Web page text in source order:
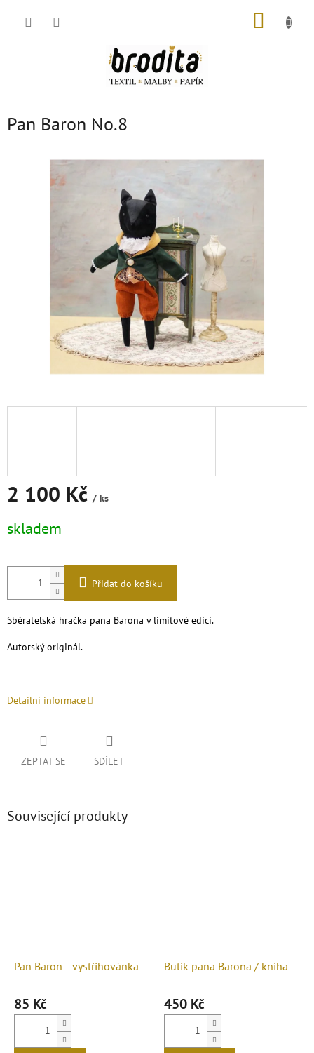
Pan Baron No.8
2 100 Kč / ks
cena:
skladem
Přidat do košíku
Sběratelská hračka pana Barona v limitové edici.
Autorský originál.
Detailní informace
ZEPTAT SE SDÍLET
Související produkty
Pan Baron - vystřihovánka
85 Kč
Butik pana Barona / kniha
450 Kč